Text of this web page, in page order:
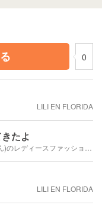
0
LILI EN FLORIDA
たよ
LILI EN FLORIDA